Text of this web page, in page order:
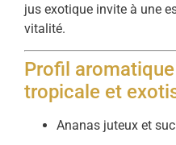
jus exotique invite à une
vitalité.
Profil
tropicale et
Ananas juteux et